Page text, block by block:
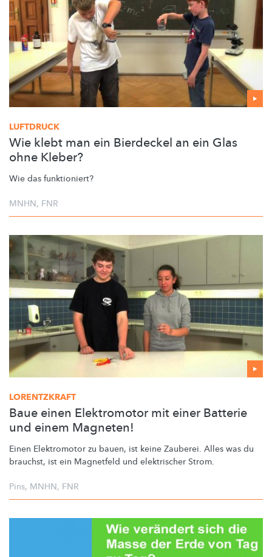
LUFTDRUCK
Wie klebt man ein Bierdeckel an ein Glas
ohne Kleber?
Wie das funktioniert?
MNHN, FNR
LORENTZKRAFT
Baue einen Elektromotor mit einer Batterie
und einem Magneten!
Einen Elektromotor zu bauen, ist keine Zauberei. Alles was du
brauchst, ist ein Magnetfeld und elektrischer Strom.
Pins, MNHN, FNR